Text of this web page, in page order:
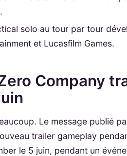
solo au tour par tour
et Lucasfilm Games.
Company
Le message publié
trailer gameplay
le 5 juin, pendant un